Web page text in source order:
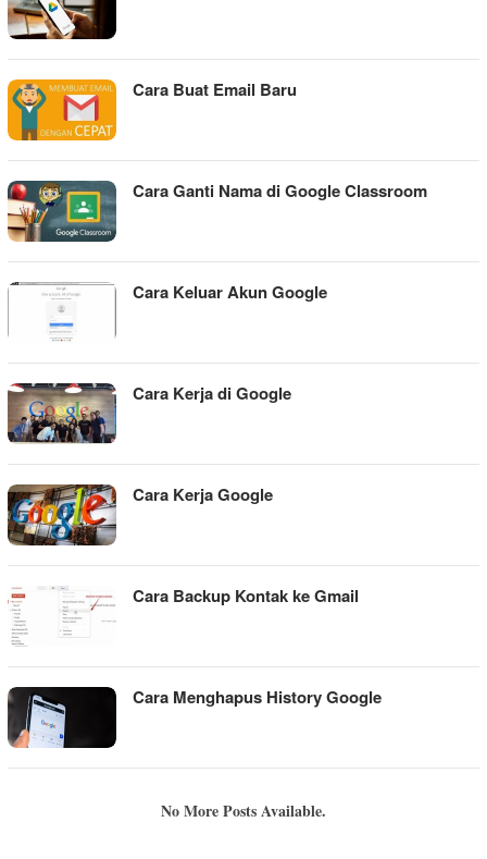
Cara Buat Email Baru
Cara Ganti Nama di Google Classroom
Cara Keluar Akun Google
Cara Kerja di Google
Cara Kerja Google
Cara Backup Kontak ke Gmail
Cara Menghapus History Google
No More Posts Available.